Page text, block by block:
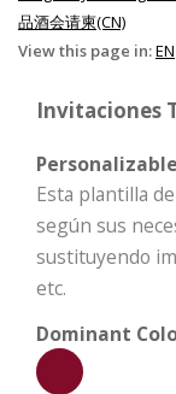
品酒会请柬(CN)
View this page in:EN
Invitaciones
Esta plantilla
según sus
sustituyendo
etc.
Dominant